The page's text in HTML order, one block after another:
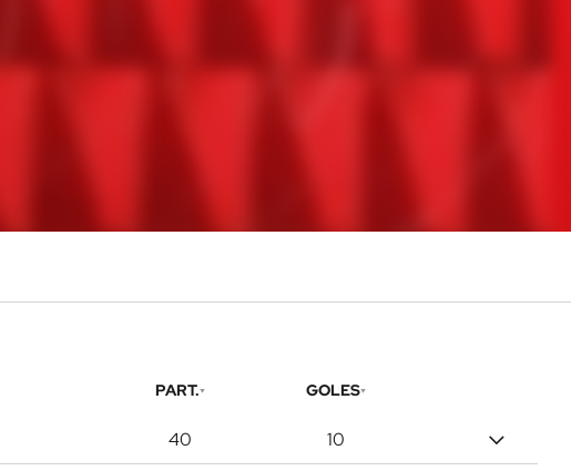
PART. GOLES
40 10